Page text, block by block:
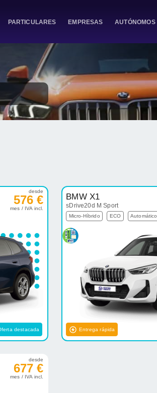
PARTICULARES EMPRESAS AUTÓNOMOS
desde
576 €
mes / IVA incl.
destacada
BMW X1
sDrive20d M Sport
Micro-Híbrido ECO Automático
Entrega rápida
desde
677 €
mes / IVA incl.